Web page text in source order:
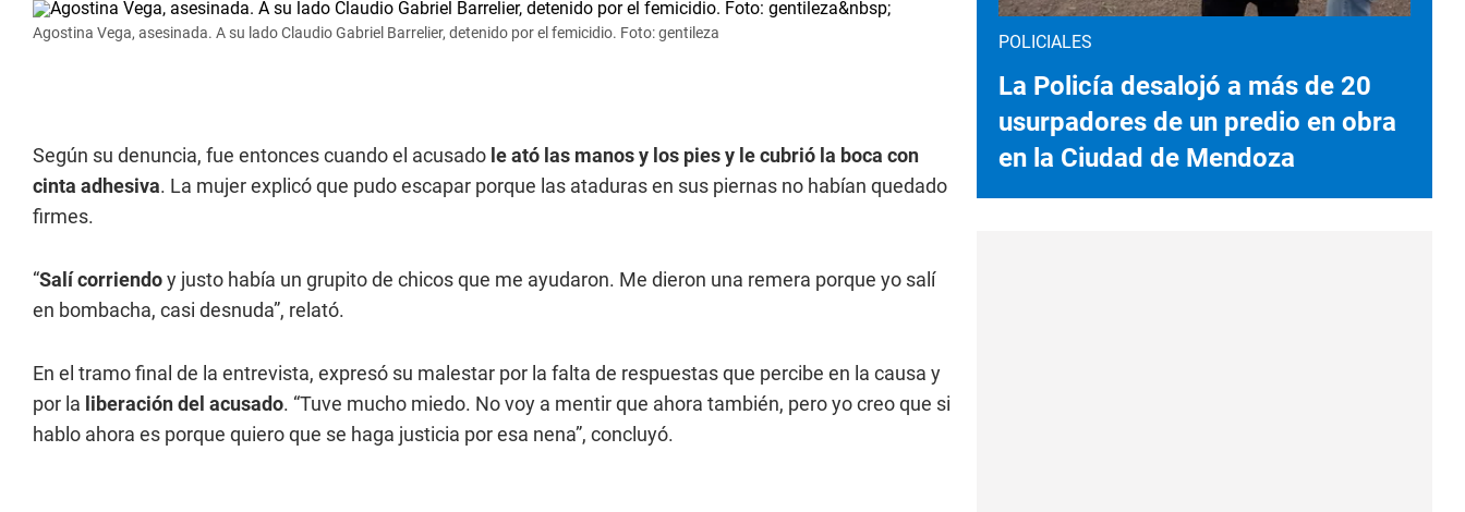
Agostina Vega, asesinada. A su lado Claudio Gabriel Barrelier, detenido por el femicidio. Foto: gentileza
Según su denuncia, fue entonces cuando el acusado le ató las manos y los pies y le cubrió la boca con
cinta adhesiva. La mujer explicó que pudo escapar porque las ataduras en sus piernas no habían quedado
firmes.
“Salí corriendoy justo había un grupito de chicos que me ayudaron. Me dieron una remera porque yo salí
en bombacha, casi desnuda”, relató.
En el tramo final de la entrevista, expresó su malestar por la falta de respuestas que percibe en la causa y
por la liberación del acusado. “Tuve mucho miedo. No voy a mentir que ahora también, pero yo creo que si
hablo ahora es porque quiero que se haga justicia por esa nena”, concluyó.
POLICIALES
La Policía desalojó a más de 20
usurpadores de un predio en obra
en la Ciudad de Mendoza